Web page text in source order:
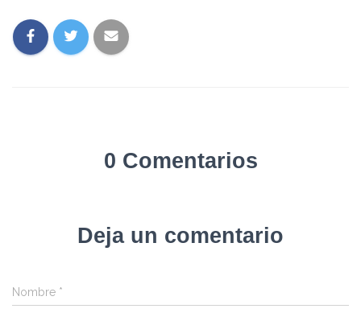
0 Comentarios
Deja un comentario
Nombre *